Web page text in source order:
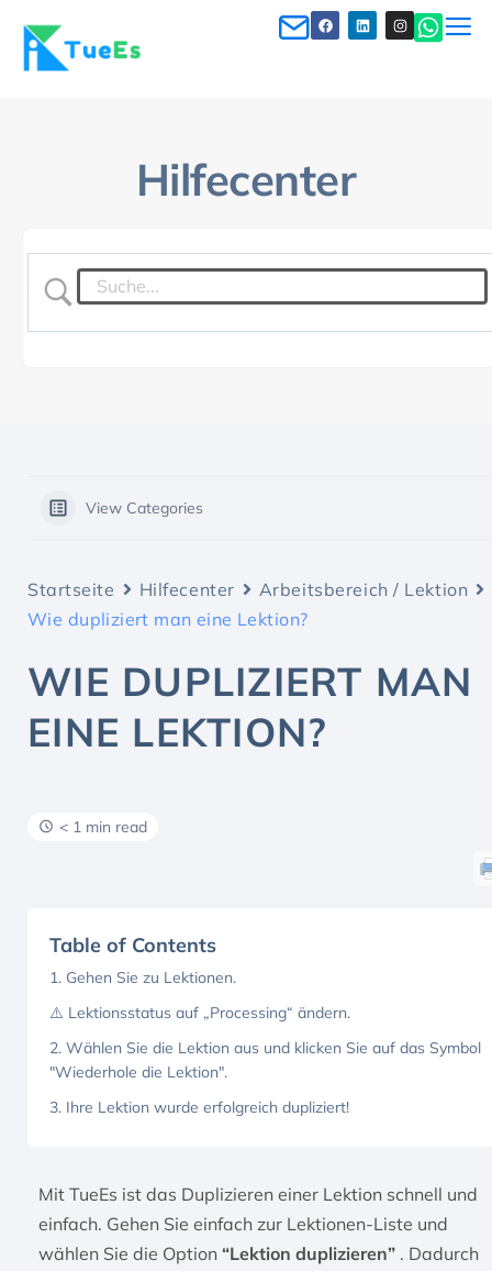
Hilfecenter
View Categories
Startseite Hilfecenter
Arbeitsbereich / Lektion
Wie dupliziert man eine Lektion?
WIE DUPLIZIERT MAN
EINE LEKTION?
< 1 min read
Table of Contents
1. Gehen Sie zu Lektionen.
⚠️ Lektionsstatus auf „Processing“ ändern.
2. Wählen Sie die Lektion aus und klicken Sie auf das Symbol
"Wiederhole die Lektion".
3. Ihre Lektion wurde erfolgreich dupliziert!
Mit TueEs ist das Duplizieren einer Lektion schnell und
einfach. Gehen Sie einfach zur Lektionen-Liste und
wählen Sie die Option “Lektion duplizieren” . Dadurch